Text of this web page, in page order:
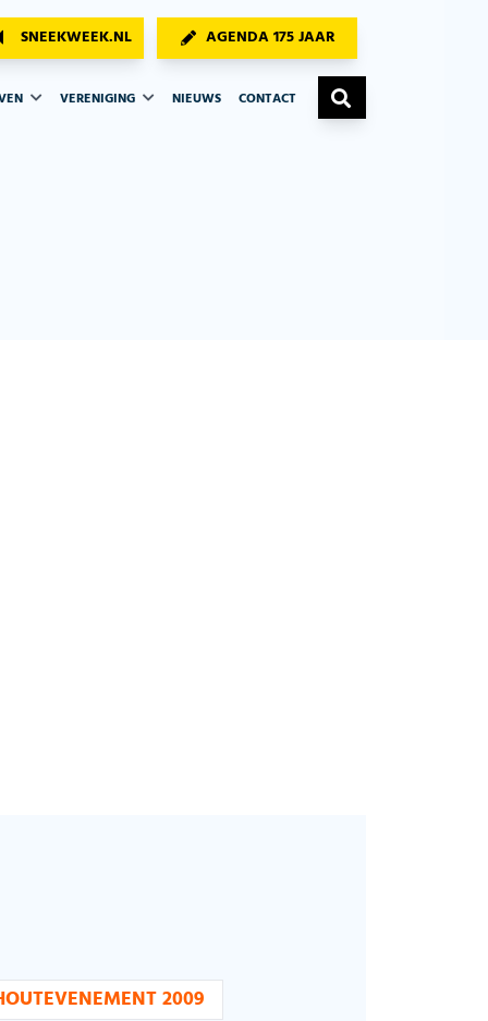
SNEEKWEEK.NL AGENDA 175 JAAR
VERENIGING NIEUWS CONTACT
2009